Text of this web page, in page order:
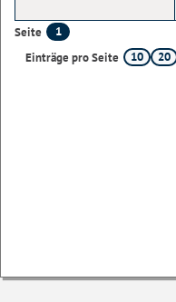
Seite
1
Einträge pro Seite
10 20